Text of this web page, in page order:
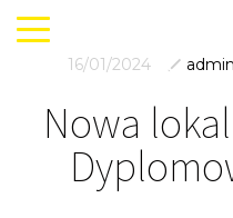
16/01/2024 admin
Nowa